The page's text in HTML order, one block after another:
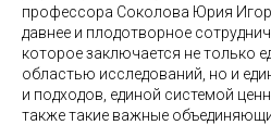
профессора Соколова Юрия
давнее и плодотворное
которое заключается не только
областью исследований, но и
и подходов, единой системой
также такие важные